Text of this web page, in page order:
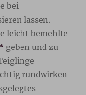
bei
lassen.
leicht bemehlte
geben und zu
rundwirken